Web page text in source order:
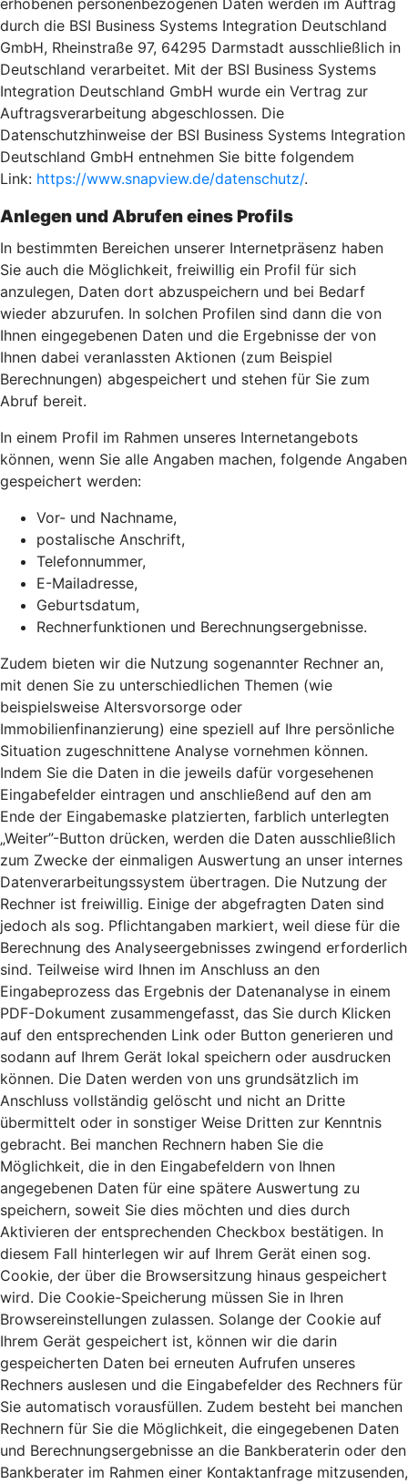
erhobenen personenbezogenen Daten werden im Auftrag
durch die BSI Business Systems Integration Deutschland
GmbH, Rheinstraße 97, 64295 Darmstadt ausschließlich in
Deutschland verarbeitet. Mit der BSI Business Systems
Integration Deutschland GmbH wurde ein Vertrag zur
Auftragsverarbeitung abgeschlossen. Die
Datenschutzhinweise der BSI Business Systems Integration
Deutschland GmbH entnehmen Sie bitte folgendem
Link: https://www.snapview.de/datenschutz/.
Anlegen und Abrufen eines Profils
In bestimmten Bereichen unserer Internetpräsenz haben
Sie auch die Möglichkeit, freiwillig ein Profil für sich
anzulegen, Daten dort abzuspeichern und bei Bedarf
wieder abzurufen. In solchen Profilen sind dann die von
Ihnen eingegebenen Daten und die Ergebnisse der von
Ihnen dabei veranlassten Aktionen (zum Beispiel
Berechnungen) abgespeichert und stehen für Sie zum
Abruf bereit.
In einem Profil im Rahmen unseres Internetangebots
können, wenn Sie alle Angaben machen, folgende Angaben
gespeichert werden:
Vor- und Nachname,
postalische Anschrift,
Telefonnummer,
E-Mailadresse,
Geburtsdatum,
Rechnerfunktionen und Berechnungsergebnisse.
Zudem bieten wir die Nutzung sogenannter Rechner an,
mit denen Sie zu unterschiedlichen Themen (wie
beispielsweise Altersvorsorge oder
Immobilienfinanzierung) eine speziell auf Ihre persönliche
Situation zugeschnittene Analyse vornehmen können.
Indem Sie die Daten in die jeweils dafür vorgesehenen
Eingabefelder eintragen und anschließend auf den am
Ende der Eingabemaske platzierten, farblich unterlegten
„Weiter”-Button drücken, werden die Daten ausschließlich
zum Zwecke der einmaligen Auswertung an unser internes
Datenverarbeitungssystem übertragen. Die Nutzung der
Rechner ist freiwillig. Einige der abgefragten Daten sind
jedoch als sog. Pflichtangaben markiert, weil diese für die
Berechnung des Analyseergebnisses zwingend erforderlich
sind. Teilweise wird Ihnen im Anschluss an den
Eingabeprozess das Ergebnis der Datenanalyse in einem
PDF-Dokument zusammengefasst, das Sie durch Klicken
auf den entsprechenden Link oder Button generieren und
sodann auf Ihrem Gerät lokal speichern oder ausdrucken
können. Die Daten werden von uns grundsätzlich im
Anschluss vollständig gelöscht und nicht an Dritte
übermittelt oder in sonstiger Weise Dritten zur Kenntnis
gebracht. Bei manchen Rechnern haben Sie die
Möglichkeit, die in den Eingabefeldern von Ihnen
angegebenen Daten für eine spätere Auswertung zu
speichern, soweit Sie dies möchten und dies durch
Aktivieren der entsprechenden Checkbox bestätigen. In
diesem Fall hinterlegen wir auf Ihrem Gerät einen sog.
Cookie, der über die Browsersitzung hinaus gespeichert
wird. Die Cookie-Speicherung müssen Sie in Ihren
Browsereinstellungen zulassen. Solange der Cookie auf
Ihrem Gerät gespeichert ist, können wir die darin
gespeicherten Daten bei erneuten Aufrufen unseres
Rechners auslesen und die Eingabefelder des Rechners für
Sie automatisch vorausfüllen. Zudem besteht bei manchen
Rechnern für Sie die Möglichkeit, die eingegebenen Daten
und Berechnungsergebnisse an die Bankberaterin oder den
Bankberater im Rahmen einer Kontaktanfrage mitzusenden,